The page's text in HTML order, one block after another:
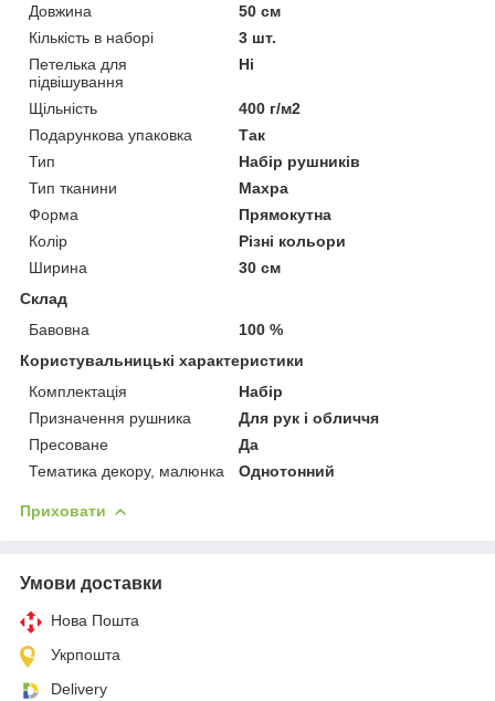
Довжина
50 см
Кількість в наборі
3 шт.
Петелька для
підвішування
Ні
Щільність
400 г/м2
Подарункова упаковка
Так
Тип
Набір рушників
Тип тканини
Махра
Форма
Прямокутна
Колір
Різні кольори
Ширина
30 см
Склад
Бавовна
100 %
Користувальницькі характеристики
Комплектація
Набір
Призначення рушника
Для рук і обличчя
Пресоване
Да
Тематика декору, малюнка
Однотонний
Приховати
Умови доставки
Нова Пошта
Укрпошта
Delivery